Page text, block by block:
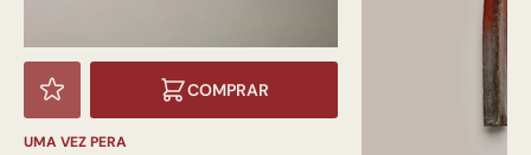
COMPRAR
UMA VEZ PERA